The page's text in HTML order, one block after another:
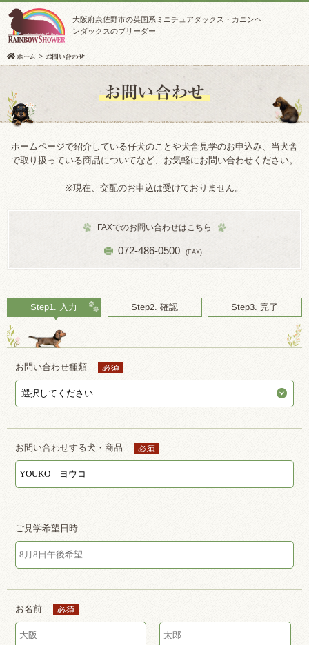
大阪府泉佐野市の英国系ミニチュアダックス・カニンヘ
ンダックスのブリーダー
ホーム お問い合わせ
お問い合わせ
ホームページで紹介している仔犬のことや犬舎見学のお申込み、 当犬舎
で取り扱っている商品についてなど、お気軽にお問い合わせください。
※現在、交配のお申込は受けておりません。
FAXでのお問い合わせはこちら
072-486-0500 (FAX)
Step1. 入力 Step2. 確認 Step3. 完了
お問い合わせ種類
お問い合わせする犬・商品
ご見学希望日時
お名前